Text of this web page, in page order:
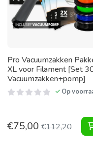
Pro Vacuumzakken
XL voor Filament [Set
Vacuumzakken+pomp]
Op
€75,00 €112,20